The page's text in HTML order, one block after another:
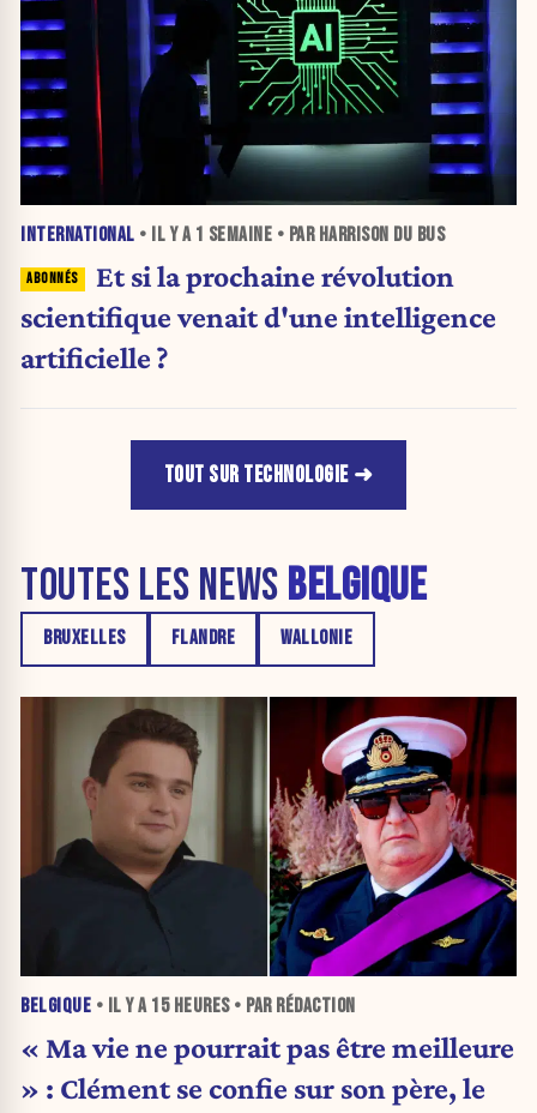
INTERNATIONAL • IL Y A 1 SEMAINE • PAR HARRISON DU BUS
Et si la prochaine révolution
scientifique venait d'une intelligence
artificielle ?
TOUT SUR TECHNOLOGIE
TOUTES LES NEWS BELGIQUE
BRUXELLES FLANDRE WALLONIE
BELGIQUE • IL Y A 15 HEURES• PAR RÉDACTION
« Ma vie ne pourrait pas être meilleure
» : Clément se confie sur son père, le